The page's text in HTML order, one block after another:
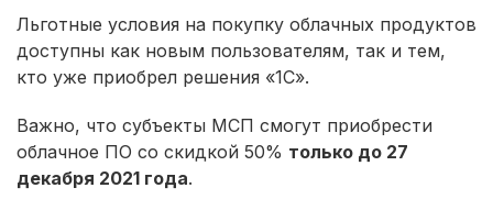
Льготные условия на покупку облачных продуктов
доступны как новым пользователям, так и тем,
кто уже приобрел решения «1С».
Важно, что субъекты МСП смогут приобрести
облачное ПО со скидкой 50% только до 27
декабря 2021 года.